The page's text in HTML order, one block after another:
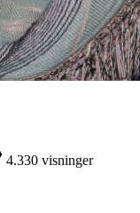
4.330 visninger